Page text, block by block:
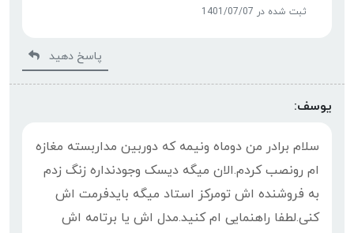
ثبت شده در 1401/07/07
پاسخ دهید
یوسف:
سلام برادر من دوماه ونیمه که دوربین مداربسته مغازه
ام رونصب کردم.الان میگه دیسک وجودنداره زنگ زدم
به فروشنده اش تومرکز استاد میگه بایدفرمت اش
کنی.لطفا راهنمایی ام کنید.مدل اش یا برتامه اش